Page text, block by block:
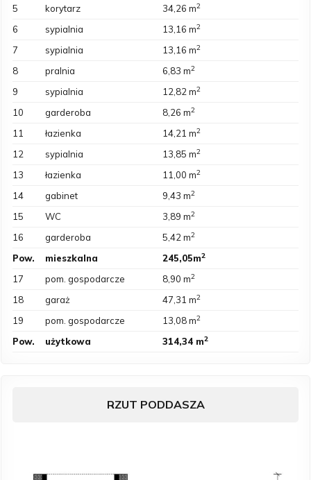
5 korytarz 34,26 m2
6 sypialnia 13,16 m2
7 sypialnia 13,16 m2
8 pralnia 6,83 m2
9 sypialnia 12,82 m2
10 garderoba 8,26 m2
11 łazienka 14,21 m2
12 sypialnia 13,85 m2
13 łazienka 11,00 m2
14 gabinet 9,43 m2
15 WC 3,89 m2
16 garderoba 5,42 m2
Pow. mieszkalna 245,05m2
17 pom. gospodarcze 8,90 m2
18 garaż 47,31 m2
19 pom. gospodarcze 13,08 m2
Pow. użytkowa 314,34 m2
RZUT PODDASZA